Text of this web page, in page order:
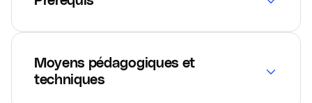
Moyens pédagogiques et
techniques